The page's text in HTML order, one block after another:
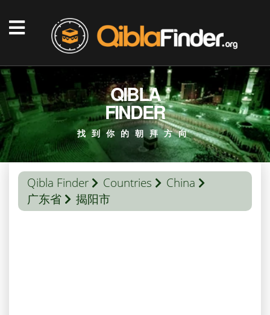
QIBLA
FINDER
找到你的朝拜方向
Qibla Finder Countries
China
广东省
揭阳市